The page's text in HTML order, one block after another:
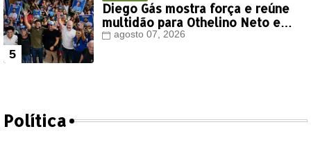
Diego Gás mostra força e reúne
multidão para Othelino Neto e
Marcos Miranda Jr. em Timon
agosto 07, 2026
Política